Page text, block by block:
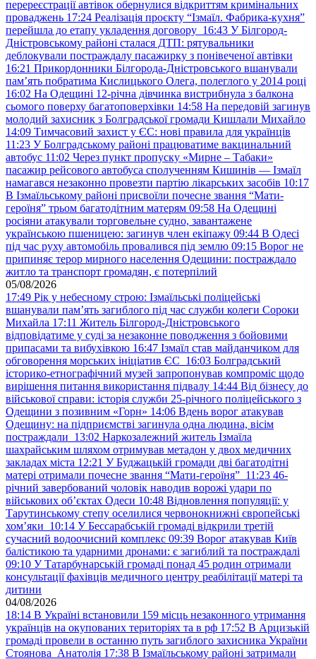
перереєстрації автівок обернулися відкриттям кримінальних
проваджень 17:24 Реалізація проєкту “Ізмаїл. Фабрика-кухня”
перейшла до етапу укладення договору 16:43 У Білгород-
Дністровському районі сталася ДТП: рятувальники
деблокували постраждалу пасажирку з понівеченої автівки
16:21 Прикордонники Білгорода-Дністровського вшанували
пам’ять побратима Кислицького Олега, полеглого у 2014 році
16:02 На Одещині 12-річна дівчинка вистрибнула з балкона
сьомого поверху багатоповерхівки 14:58 На передовій загинув
молодий захисник з Болградської громади Кишлали Михайло
14:09 Тимчасовий захист у ЄС: нові правила для українців
11:23 У Болградському районі працюватиме вакцинальний
автобус 11:02 Через пункт пропуску «Мирне – Табаки»
пасажир рейсового автобуса сполученням Кишинів — Ізмаїл
намагався незаконно провезти партію лікарських засобів 10:17
В Ізмаїльському районі присвоїли почесне звання “Мати-
героїня” трьом багатодітним матерям 09:58 На Одещині
росіяни атакували торговельне судно, завантажене
українською пшеницею: загинув член екіпажу 09:44 В Одесі
під час руху автомобіль провалився під землю 09:15 Ворог не
припиняє терор мирного населення Одещини: постраждало
житло та транспорт громадян, є потерпілий
05/08/2026
17:49 Рік у небесному строю: Ізмаїльські поліцейські
вшанували пам’ять загиблого під час служби колеги Сороки
Михайла 17:11 Житель Білгород-Дністровського
відповідатиме у суді за незаконне поводження з бойовими
припасами та вибухівкою 16:47 Ізмаїл став майданчиком для
обговорення морських ініціатив ЄС 16:03 Болградський
історико-етнографічний музей запропонував компроміс щодо
вирішення питання використання підвалу 14:44 Від бізнесу до
військової справи: історія служби 25-річного поліцейського з
Одещини з позивним «Горн» 14:06 Вдень ворог атакував
Одещину: на підприємстві загинула одна людина, вісім
постраждали 13:02 Наркозалежний житель Ізмаїла
шахрайським шляхом отримував метадон у двох медичних
закладах міста 12:21 У Буджацькій громади дві багатодітні
матері отримали почесне звання “Мати-героїня” 11:23 46-
річний завербований чоловік наводив ворожі удари по
військових обʼєктах Одеси 10:48 Відновлення популяції: у
Тарутинському степу оселилися червонокнижні європейські
хом’яки 10:14 У Бессарабській громаді відкрили третій
сучасний водоочисний комплекс 09:39 Ворог атакував Київ
балістикою та ударними дронами: є загиблий та постраждалі
09:10 У Татарбунарській громаді понад 45 родин отримали
консультації фахівців медичного центру реабілітації матері та
дитини
04/08/2026
18:14 В Україні встановили 159 місць незаконного утримання
українців на окупованих територіях та в рф 17:52 В Арцизькій
громаді провели в останню путь загиблого захисника України
Стоянова Анатолія 17:38 В Ізмаїльському районі затримали